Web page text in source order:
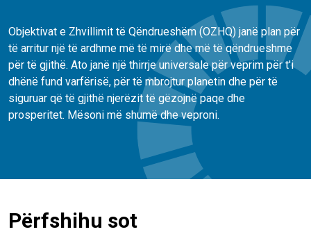
Objektivat e Zhvillimit të Qëndrueshëm (OZHQ) janë plan për
të arritur një të ardhme më të mirë dhe më të qëndrueshme
për të gjithë. Ato janë një thirrje universale për veprim për t'i
dhënë fund varfërisë, për të mbrojtur planetin dhe për të
siguruar që të gjithë njerëzit të gëzojnë paqe dhe
prosperitet. Mësoni më shumë dhe veproni.
Përfshihu sot